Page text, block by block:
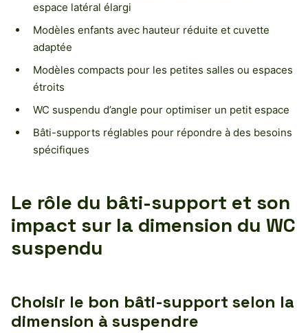
espace latéral élargi
Modèles enfants avec hauteur réduite et cuvette
adaptée
Modèles compacts pour les petites salles ou espaces
étroits
WC suspendu d’angle pour optimiser un petit espace
Bâti-supports réglables pour répondre à des besoins
spécifiques
Le rôle du bâti-support et son
impact sur la dimension du WC
suspendu
Choisir le bon bâti-support selon la
dimension à suspendre